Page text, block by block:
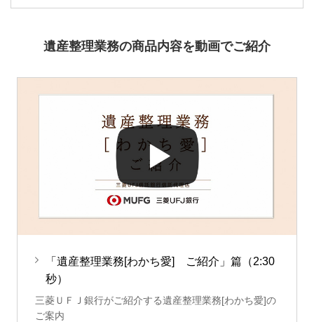
遺産整理業務の商品内容を動画でご紹介
「遺産整理業務[わかち愛] ご紹介」篇（2:30
秒）
三菱ＵＦＪ銀行がご紹介する遺産整理業務[わかち愛]の
ご案内